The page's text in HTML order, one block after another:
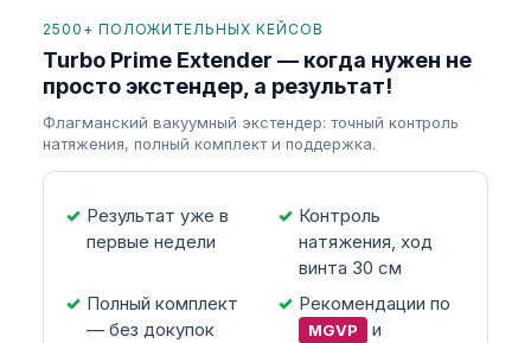
2500+ ПОЛОЖИТЕЛЬНЫХ КЕЙСОВ
Turbo Prime Extender — когда нужен не
просто экстендер, а результат!
Флагманский вакуумный экстендер: точный контроль
натяжения, полный комплект и поддержка.
Результат уже в
первые недели
Контроль
натяжения, ход
винта 30 см
Полный комплект
— без докупок
Рекомендации по
MGVP
и